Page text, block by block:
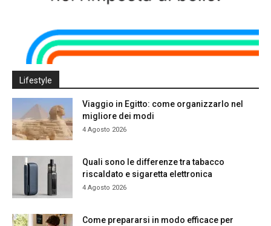
Lifestyle
Viaggio in Egitto: come organizzarlo nel
migliore dei modi
4 Agosto 2026
Quali sono le differenze tra tabacco
riscaldato e sigaretta elettronica
4 Agosto 2026
Come prepararsi in modo efficace per